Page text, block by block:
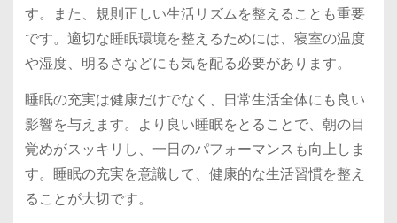
す。また、規則正しい生活リズムを整えることも重要
です。適切な睡眠環境を整えるためには、寝室の温度
や湿度、明るさなどにも気を配る必要があります。
睡眠の充実は健康だけでなく、日常生活全体にも良い
影響を与えます。より良い睡眠をとることで、朝の目
覚めがスッキリし、一日のパフォーマンスも向上しま
す。睡眠の充実を意識して、健康的な生活習慣を整え
ることが大切です。